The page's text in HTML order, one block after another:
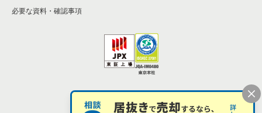
必要な資料・確認事項
個人情報の取扱い